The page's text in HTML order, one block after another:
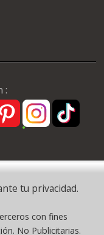
:
tu privacidad.
con fines
No Publicitarias.